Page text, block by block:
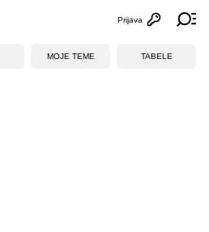
Otvori
Prijava
MOJE TEME TABELE